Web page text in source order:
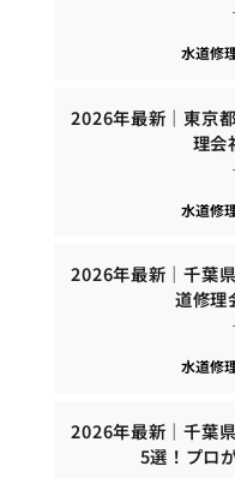
水道修
2026年最新｜東京
理会
水道修
2026年最新｜千葉
道修理
水道修
2026年最新｜千葉
5選！プロ